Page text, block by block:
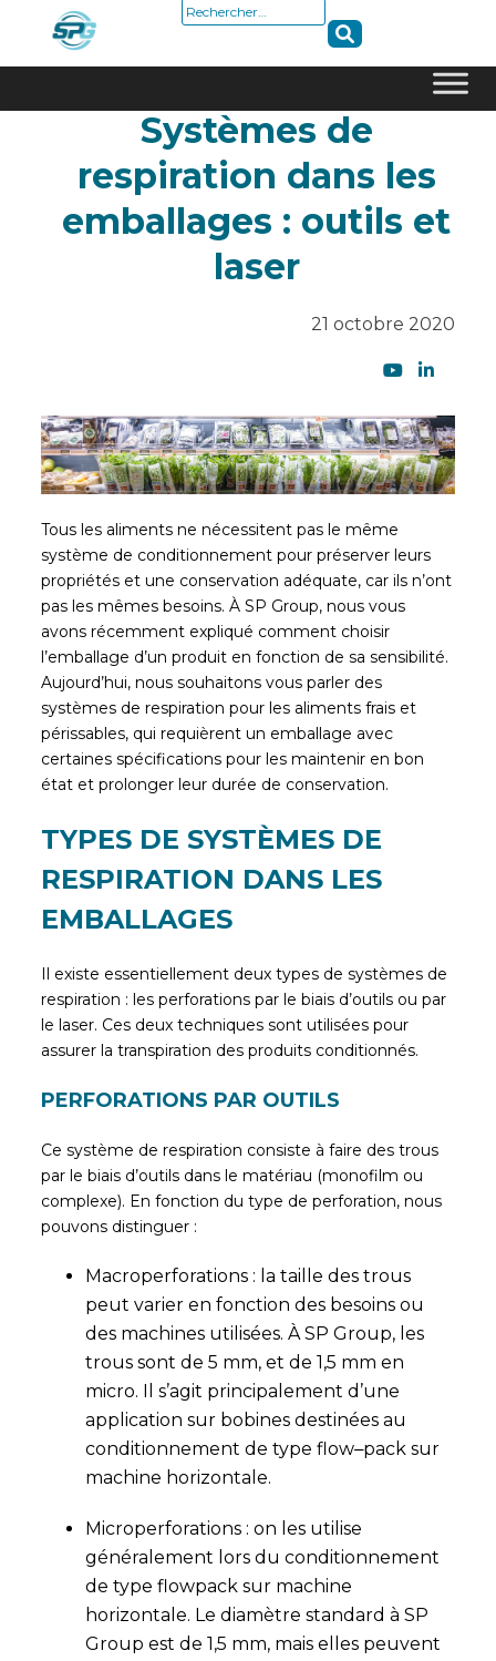
Rechercher :
Systèmes de
respiration dans les
emballages : outils et
laser
21 octobre 2020
Tous les aliments ne nécessitent pas le même
système de conditionnement pour préserver leurs
propriétés et une conservation adéquate, car ils n’ont
pas les mêmes besoins. À SP Group, nous vous
avons récemment expliqué comment choisir
l’emballage d’un produit en fonction de sa sensibilité.
Aujourd’hui, nous souhaitons vous parler des
systèmes de respiration pour les aliments frais et
périssables, qui requièrent un emballage avec
certaines spécifications pour les maintenir en bon
état et prolonger leur durée de conservation.
TYPES DE SYSTÈMES DE
RESPIRATION DANS LES
EMBALLAGES
Il existe essentiellement deux types de systèmes de
respiration : les perforations par le biais d’outils ou par
le laser. Ces deux techniques sont utilisées pour
assurer la transpiration des produits conditionnés.
PERFORATIONS PAR OUTILS
Ce système de respiration consiste à faire des trous
par le biais d’outils dans le matériau (monofilm ou
complexe). En fonction du type de perforation, nous
pouvons distinguer :
Macroperforations : la taille des trous
peut varier en fonction des besoins ou
des machines utilisées. À SP Group, les
trous sont de 5 mm, et de 1,5 mm en
micro. Il s’agit principalement d’une
application sur bobines destinées au
conditionnement de type flow–pack sur
machine horizontale.
Microperforations : on les utilise
généralement lors du conditionnement
de type flowpack sur machine
horizontale. Le diamètre standard à SP
Group est de 1,5 mm, mais elles peuvent